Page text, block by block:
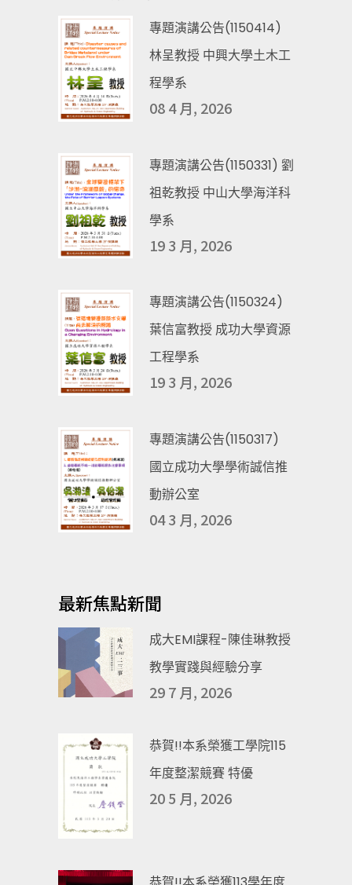
專題演講公告(1150414)
林呈教授 中興大學土木工
程學系
08 4 月, 2026
專題演講公告(1150331) 劉
祖乾教授 中山大學海洋科
學系
19 3 月, 2026
專題演講公告(1150324)
葉信富教授 成功大學資源
工程學系
19 3 月, 2026
專題演講公告(1150317)
國立成功大學學術誠信推
動辦公室
04 3 月, 2026
最新焦點新聞
成大EMI課程-陳佳琳教授
教學實踐與經驗分享
29 7 月, 2026
恭賀!!本系榮獲工學院115
年度整潔競賽 特優
20 5 月, 2026